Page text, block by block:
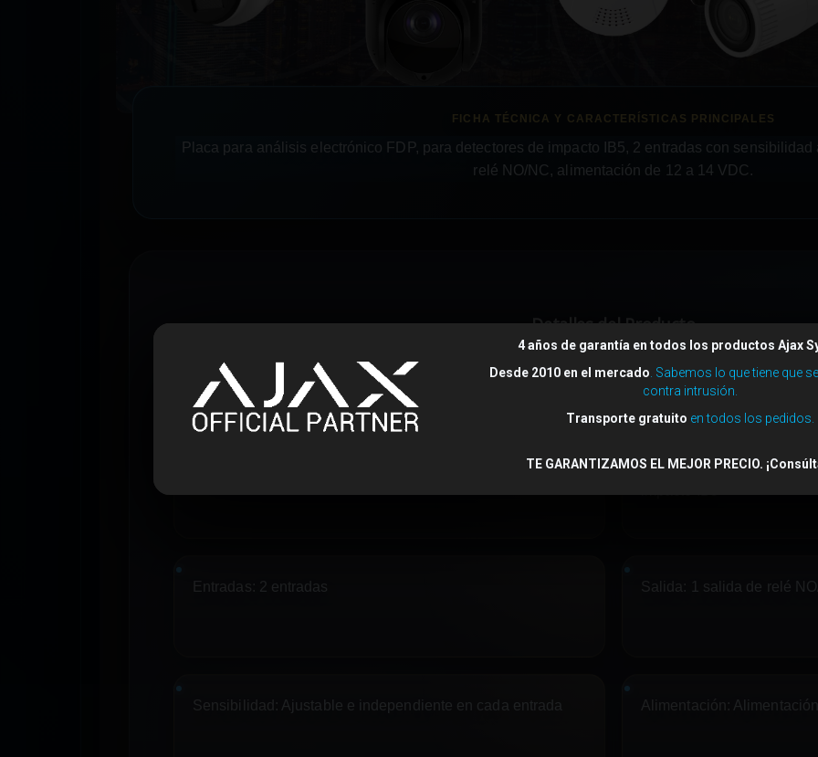
Placa para análisis electrónico FDP, para detectores de impacto IB5, 2 entradas con
relé NO/NC, alimentación de 12 a 14 VDC.
Detalles del Producto
Características Clave
Placa:Placa para análisis
Entradas: 2 entradas Salida: 1 salida de relé
Sensibilidad: Ajustable e independiente en cada entrada Alimentación:
4 años de garantía en todos los productos Ajax
Desde 2010 en el mercado . Sabemos lo que tiene que
contra intrusión.
Transporte gratuito en todos los pedidos.
TE GARANTIZAMOS EL MEJOR PRECIO.